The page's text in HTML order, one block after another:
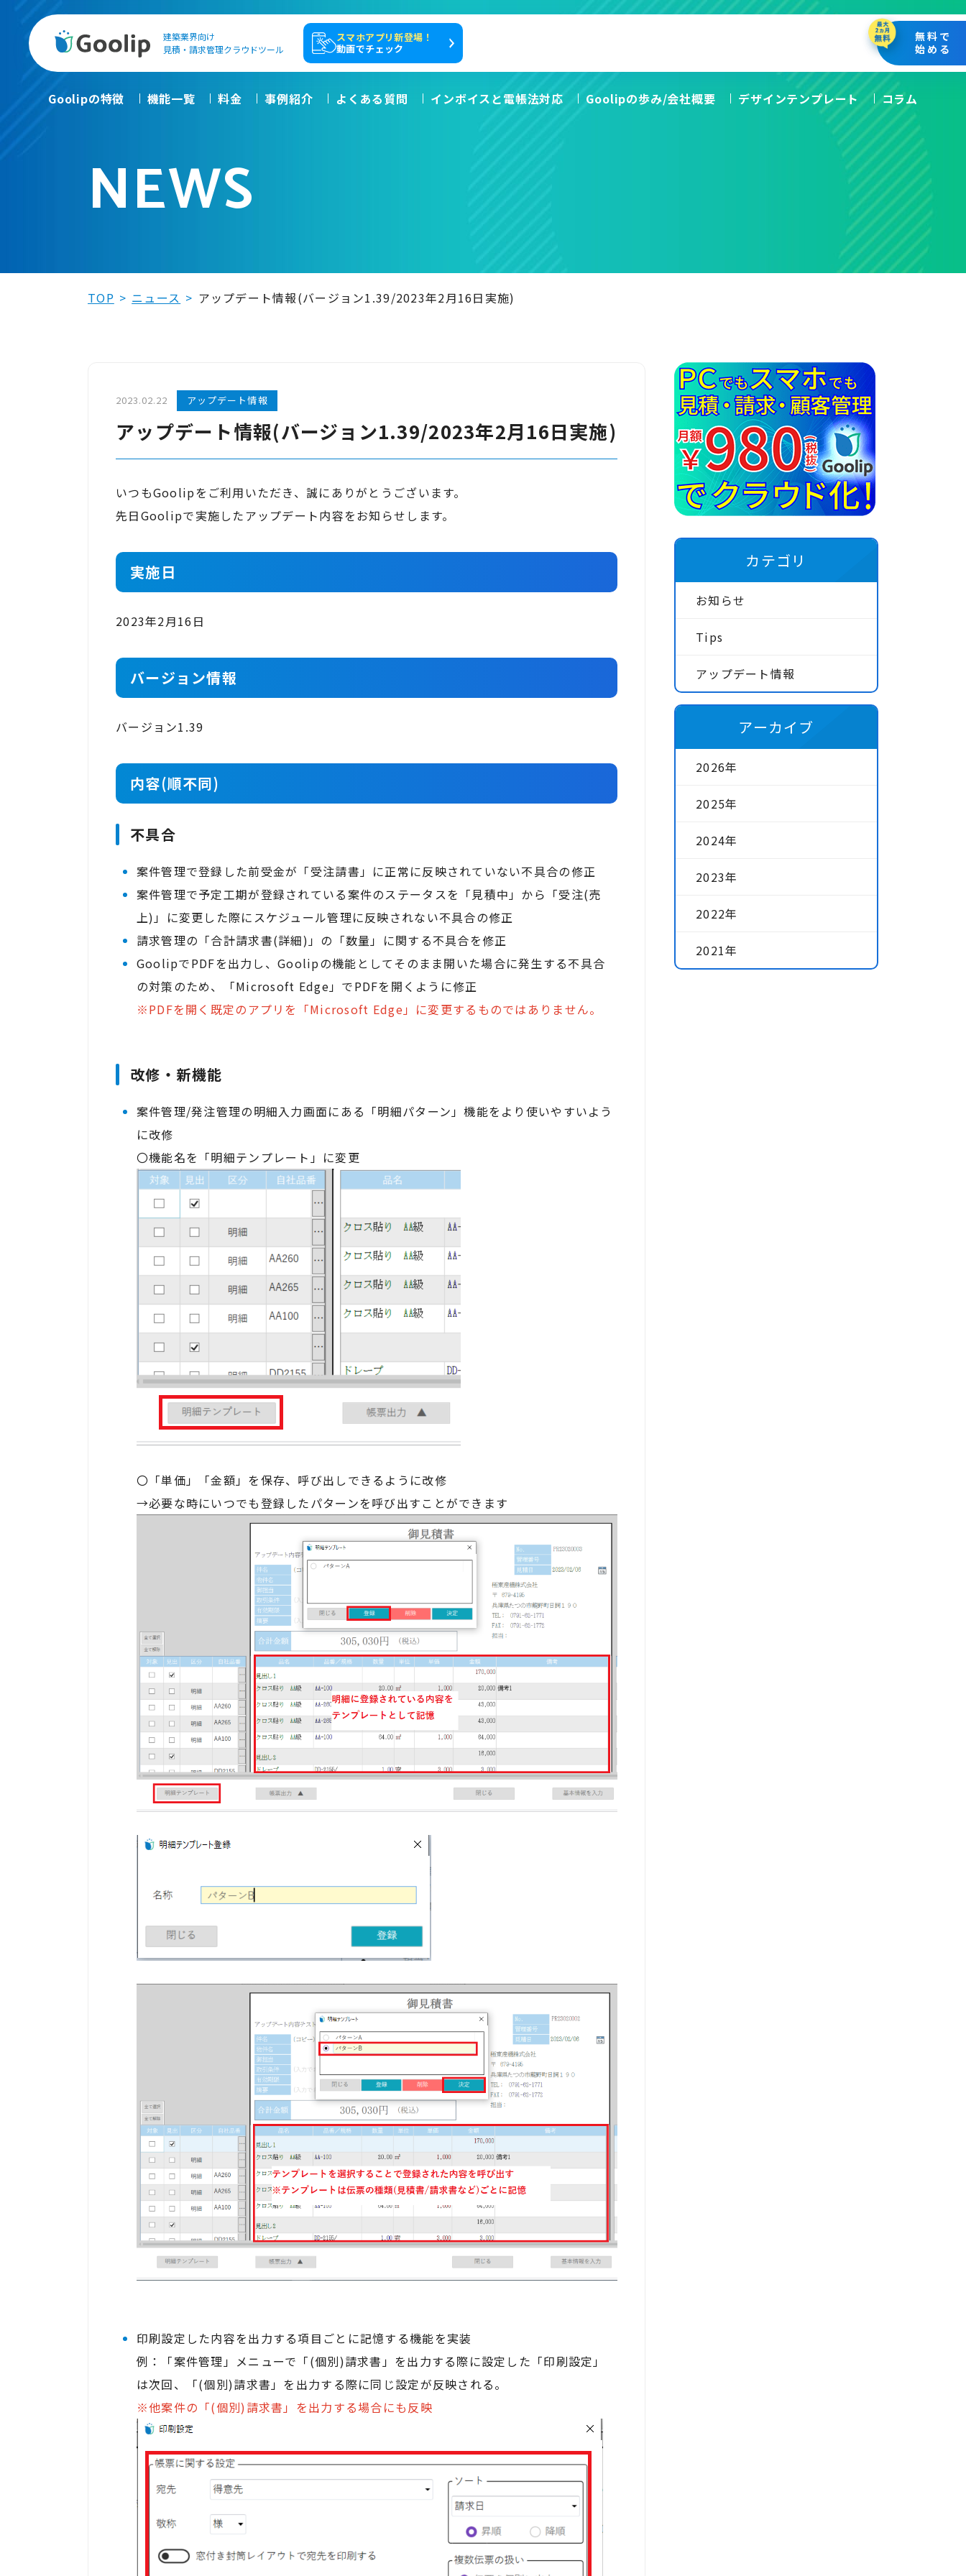
建築業界向け
見積・請求管理クラウドツール
スマホアプリ新登場！
動画でチェック
無料で
始める
Goolipの特徴 機能一覧 料金 事例紹介 よくある質問 インボイスと電帳法対応 Goolipの歩み/会社概要 デザインテンプレート コラム
NEWS
TOP ニュース アップデート情報(バージョン1.39/2023年2月16日実施)
2023.02.22 アップデート情報
アップデート情報(バージョン1.39/2023年2月16日実施)
いつもGoolipをご利用いただき、誠にありがとうございます。
先日Goolipで実施したアップデート内容をお知らせします。
実施日
2023年2月16日
バージョン情報
バージョン1.39
内容(順不同)
不具合
案件管理で登録した前受金が「受注請書」に正常に反映されていない不具合の修正
案件管理で予定工期が登録されている案件のステータスを「見積中」から「受注(売
上)」に変更した際にスケジュール管理に反映されない不具合の修正
請求管理の「合計請求書(詳細)」の「数量」に関する不具合を修正
GoolipでPDFを出力し、Goolipの機能としてそのまま開いた場合に発生する不具合
の対策のため、「Microsoft Edge」でPDFを開くように修正
※PDFを開く既定のアプリを「Microsoft Edge」に変更するものではありません。
改修・新機能
案件管理/発注管理の明細入力画面にある「明細パターン」機能をより使いやすいよう
に改修
〇機能名を「明細テンプレート」に変更
〇「単価」「金額」を保存、呼び出しできるように改修
→必要な時にいつでも登録したパターンを呼び出すことができます
印刷設定した内容を出力する項目ごとに記憶する機能を実装
例：「案件管理」メニューで「(個別)請求書」を出力する際に設定した「印刷設定」
は次回、「(個別)請求書」を出力する際に同じ設定が反映される。
※他案件の「(個別)請求書」を出力する場合にも反映
カテゴリ
お知らせ
Tips
アップデート情報
アーカイブ
2026年
2025年
2024年
2023年
2022年
2021年